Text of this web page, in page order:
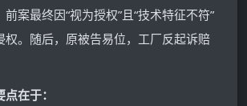
案最终因“视为授权”且“技术特征不符”
权。随后，原被告易位，工厂反起诉赔
在于：